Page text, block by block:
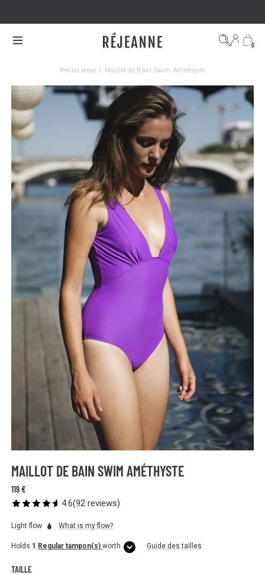
0
Period wear | Maillot de Bain Swim Améthyste
MAILLOT DE BAIN SWIM AMÉTHYSTE
119 €
4.6(92 reviews)
Light flow What is my flow?
Holds 1 Regular tampon(s) worth Guide des tailles
TAILLE